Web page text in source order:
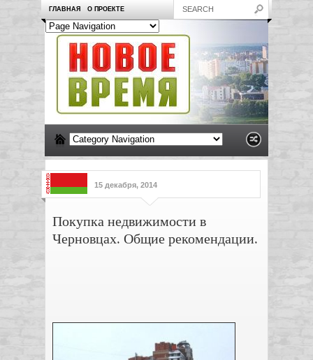
ГЛАВНАЯ О ПРОЕКТЕ
15 декабря, 2014
Покупка недвижимости в
Черновцах. Общие рекомендации.